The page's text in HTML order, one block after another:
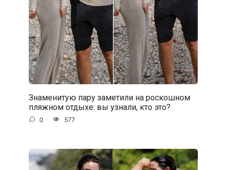
Знаменитую пару заметили на роскошном
пляжном отдыхе: вы узнали, кто это?
0 577